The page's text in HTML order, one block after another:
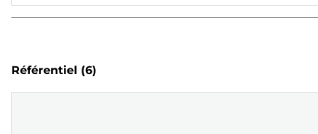
Référentiel (6)